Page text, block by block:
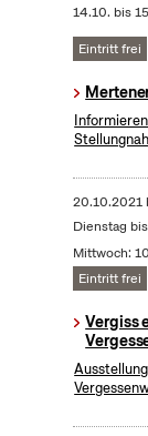
14.10. bis
Eintritt frei
20.10.2021
Dienstag
Mittwoch:
Eintritt frei
Vergiss